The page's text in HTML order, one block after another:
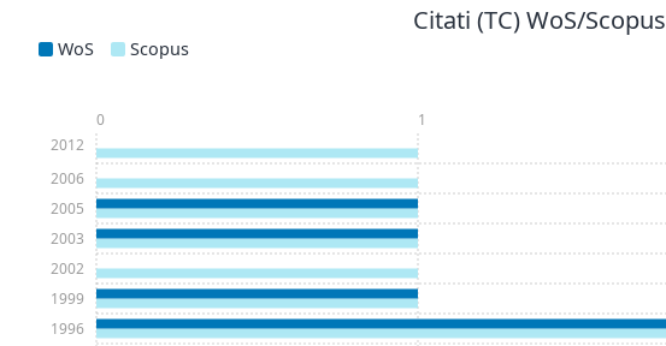
Citati (TC) WoS/Scopus
WoS Scopus
1996
1999
2002
2003
2005
2006
2012
0 1